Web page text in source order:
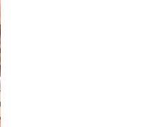
гадая по